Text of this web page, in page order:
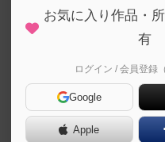
229名に読まれています
投稿日：2025年02月11日 21時49分
以下、『アイドルアライ
パート構築で戦ったデッ
トとアクスタを用いてい
瑠璃川音羽(センター)
天羽かのん
愛澤日和
お気に入り作品・
有
ログイン / 会員登録
Google
Apple